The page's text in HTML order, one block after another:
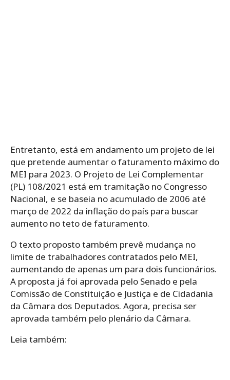
Entretanto, está em andamento um projeto de lei
que pretende aumentar o faturamento máximo do
MEI para 2023. O Projeto de Lei Complementar
(PL) 108/2021 está em tramitação no Congresso
Nacional, e se baseia no acumulado de 2006 até
março de 2022 da inflação do país para buscar
aumento no teto de faturamento.
O texto proposto também prevê mudança no
limite de trabalhadores contratados pelo MEI,
aumentando de apenas um para dois funcionários.
A proposta já foi aprovada pelo Senado e pela
Comissão de Constituição e Justiça e de Cidadania
da Câmara dos Deputados. Agora, precisa ser
aprovada também pelo plenário da Câmara.
Leia também: